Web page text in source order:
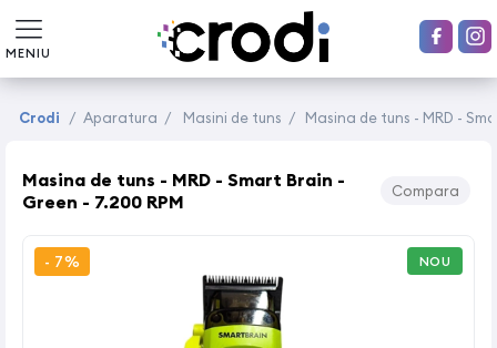
MENIU
Crodi / Aparatura / Masini de tuns / Masina de tuns - MRD -
Masina de tuns - MRD - Smart Brain -
Green - 7.200 RPM
Compara
- 7% NOU